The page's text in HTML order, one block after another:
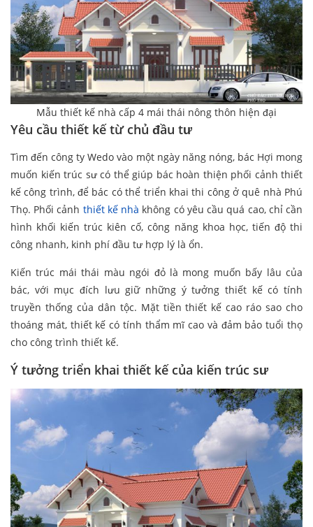
Mẫu thiết kế nhà cấp 4 mái thái nông thôn hiện đại
Yêu cầu thiết kế từ chủ đầu tư
Tìm đến công ty Wedo vào một ngày năng nóng, bác Hợi mong
muốn kiến trúc sư có thể giúp bác hoàn thiện phối cảnh thiết
kế công trình, để bác có thể triển khai thi công ở quê nhà Phú
Thọ. Phối cảnh thiết kế nhà không có yêu cầu quá cao, chỉ cần
hình khối kiến trúc kiên cố, công năng khoa học, tiến độ thi
công nhanh, kinh phí đầu tư hợp lý là ổn.
Kiến trúc mái thái màu ngói đỏ là mong muốn bấy lâu của
bác, với mục đích lưu giữ những ý tưởng thiết kế có tính
truyền thống của dân tộc. Mặt tiền thiết kế cao ráo sao cho
thoáng mát, thiết kế có tính thẩm mĩ cao và đảm bảo tuổi thọ
cho công trình thiết kế.
Ý tưởng triển khai thiết kế của kiến trúc sư